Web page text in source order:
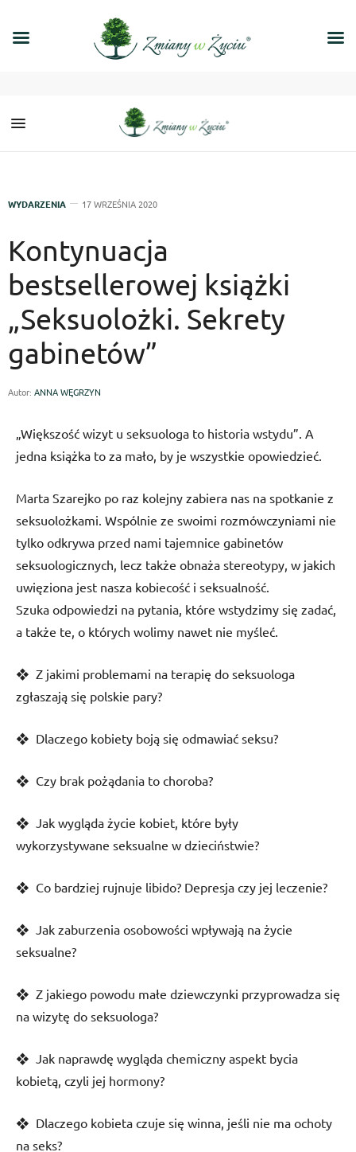
WYDARZENIA 17 WRZEŚNIA 2020
Kontynuacja
bestsellerowej książki
„Seksuolożki. Sekrety
gabinetów”
Autor: ANNA WĘGRZYN
„Większość wizyt u seksuologa to historia wstydu”. A
jedna książka to za mało, by je wszystkie opowiedzieć.
Marta Szarejko po raz kolejny zabiera nas na spotkanie z
seksuolożkami. Wspólnie ze swoimi rozmówczyniami nie
tylko odkrywa przed nami tajemnice gabinetów
seksuologicznych, lecz także obnaża stereotypy, w jakich
uwięziona jest nasza kobiecość i seksualność.
Szuka odpowiedzi na pytania, które wstydzimy się zadać,
a także te, o których wolimy nawet nie myśleć.
❖ Z jakimi problemami na terapię do seksuologa
zgłaszają się polskie pary?
❖ Dlaczego kobiety boją się odmawiać seksu?
❖ Czy brak pożądania to choroba?
❖ Jak wygląda życie kobiet, które były
wykorzystywane seksualne w dzieciństwie?
❖ Co bardziej rujnuje libido? Depresja czy jej leczenie?
❖ Jak zaburzenia osobowości wpływają na życie
seksualne?
❖ Z jakiego powodu małe dziewczynki przyprowadza się
na wizytę do seksuologa?
❖ Jak naprawdę wygląda chemiczny aspekt bycia
kobietą, czyli jej hormony?
❖ Dlaczego kobieta czuje się winna, jeśli nie ma ochoty
na seks?